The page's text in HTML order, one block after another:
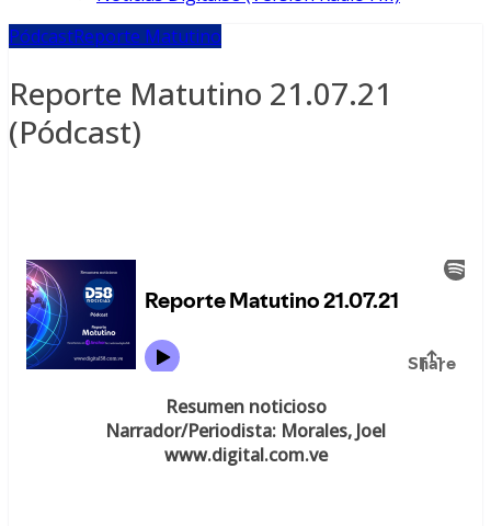
PódcastReporte Matutino
Reporte Matutino 21.07.21
(Pódcast)
Resumen noticioso
Narrador/Periodista: Morales, Joel
www.digital.com.ve